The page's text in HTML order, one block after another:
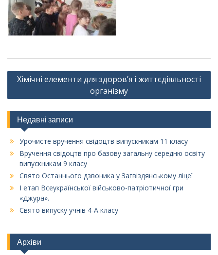
Навігація
Хімічні елементи для здоров’я і життєдіяльності
організму
Недавні записи
Урочисте вручення свідоцтв випускникам 11 класу
Вручення свідоцтв про базову загальну середню освіту
випускникам 9 класу
Свято Останнього дзвоника у Загвіздянському ліцеї
І етап Всеукраїнської військово-патріотичної гри
«Джура».
Свято випуску учнів 4-А класу
Архіви